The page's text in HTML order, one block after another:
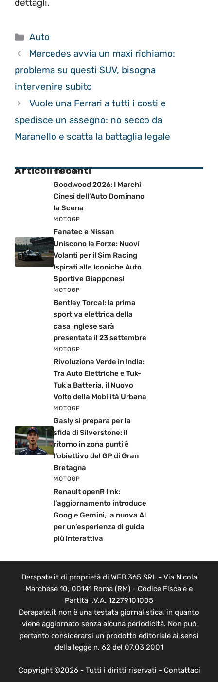
dettagli.
Categorie
Auto
Mercedes avvia un maxi richiamo:
problema su questi SUV, bisogna
intervenire subito
Vuole una Ferrari a tutti i costi e
spedisce un assegno: no secco da
Maranello e scatta la battaglia legale
Articoli recenti
MOTOGP
Goodwood 2026: I Marchi
Cinesi dell’Auto Dominano
la Scena
MOTOGP
Fanatec e Nissan
Uniscono le Forze: Nuovi
Volanti per il Sim Racing
Ispirati alle Iconiche Auto
Sportive Giapponesi
MOTOGP
Bentley Torcal: la prima
sportiva elettrica della
casa inglese sarà
presentata il 23 settembre
MOTOGP
Rivoluzione Verde in India:
Tra Auto Elettriche e Tuk-
Tuk a Batteria, il Nuovo
Volto della Mobilità Urbana
MOTOGP
Gasly si prepara per la
sfida di Silverstone: il
ritorno in zona punti è
l’obiettivo del GP di Gran
Bretagna
MOTOGP
Renault openR link:
l’aggiornamento introduce
Google Gemini, la nuova AI
per un’esperienza di guida
più interattiva
Derapate.it di proprietà di WEB 365 SRL - Via Nicola
Marchese 10, 00141 Roma (RM) - Codice Fiscale e
Partita I.V.A. 12279101005
Derapate.it non è una testata giornalistica, in quanto
viene aggiornato senza alcuna periodicità. Non può
pertanto considerarsi un prodotto editoriale ai sensi
della legge n. 62 del 07.03.2001
Copyright ©2026 - Tutti i diritti riservati - Contattaci